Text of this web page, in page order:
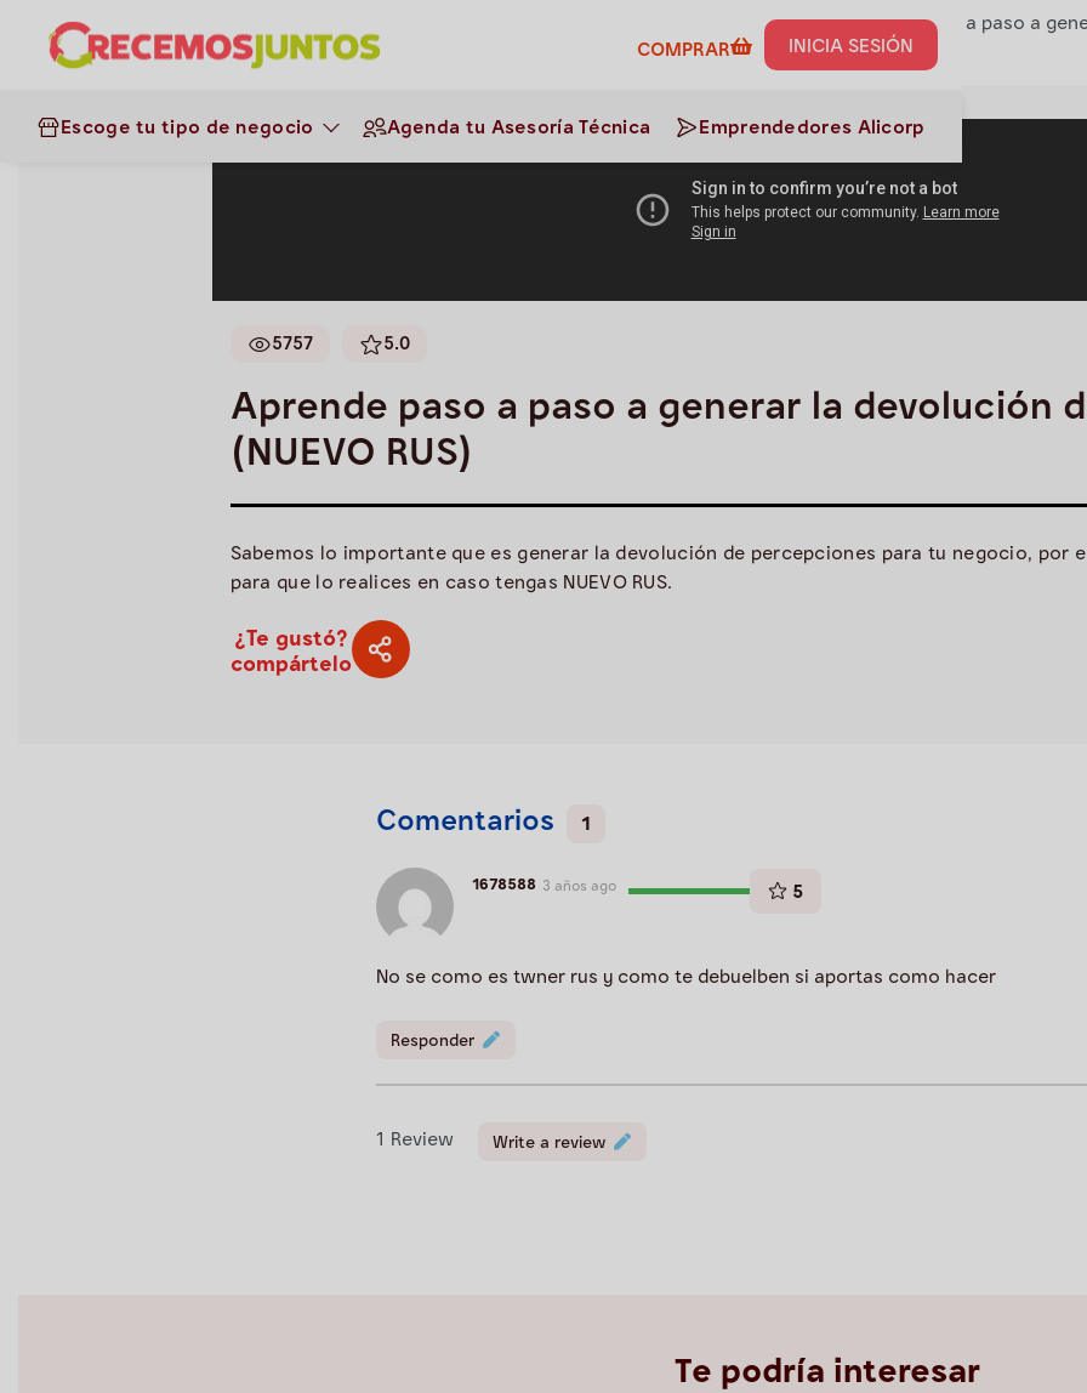
COMPRAR INICIA SESIÓN
Escoge tu tipo de negocio Agenda tu Asesoría Técnica Emprendedores Alicorp
Administración >Aprende paso a paso a
(NUEVO RUS)
5757 5.0
Aprende paso a paso a generar la devolución
(NUEVO RUS)
Sabemos lo importante que es generar la devolución de percepciones para tu negocio, por
para que lo realices en caso tengas NUEVO RUS.
¿Te gustó?
compártelo
Comentarios 1
1 Review Write a review
1678588 3 años ago 5
No se como es twner rus y como te debuelben si aportas como hacer
Responder
Te podría interesar